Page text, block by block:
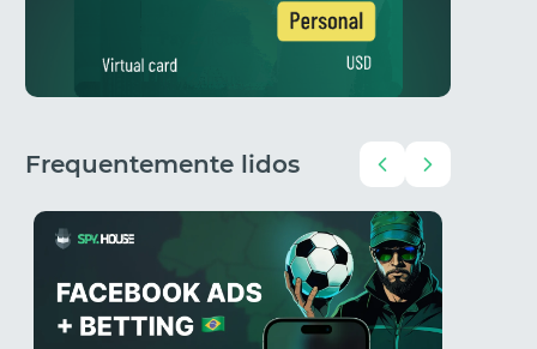
Frequentemente lidos